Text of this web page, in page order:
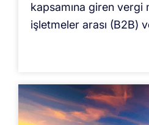
kapsamına giren vergi
işletmeler arası (B2B)